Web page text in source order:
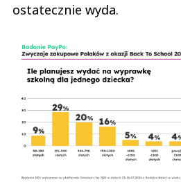
ostatecznie wyda.